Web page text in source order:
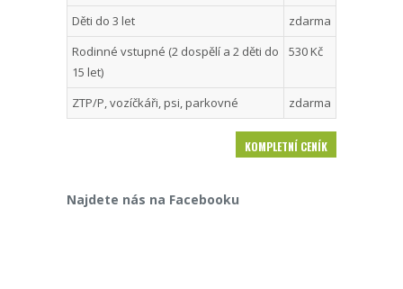
Děti do 3 let
zdarma
Rodinné vstupné (2 dospělí a 2 děti do
15 let)
530 Kč
ZTP/P, vozíčkáři, psi, parkovné zdarma
KOMPLETNÍ CENÍK
Najdete nás na Facebooku